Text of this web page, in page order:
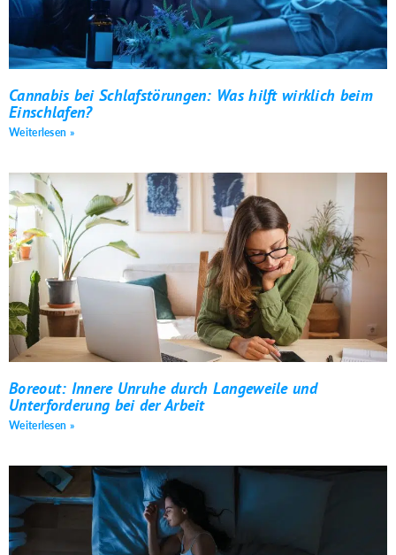
Cannabis bei Schlafstörungen: Was hilft wirklich beim
Einschlafen?
Weiterlesen »
Boreout: Innere Unruhe durch Langeweile und
Unterforderung bei der Arbeit
Weiterlesen »